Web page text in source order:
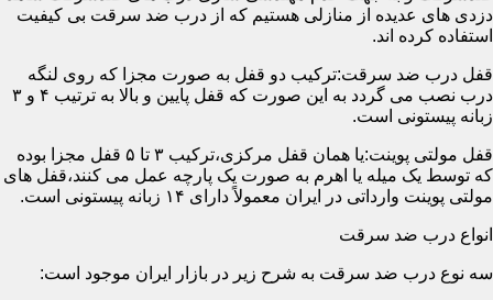
دزدی های عدیده از منازلی هستیم که از درب ضد سرقت بی کیفیت
استفاده کرده اند.
قفل درب ضد سرقت:ترکیب دو قفل به صورت مجزا که روی لنگه
درب نصب می گردد به این صورت که قفل پایین و بالا به ترتیب ۴ و ۳
زبانه پیستونی است.
قفل مولتی پوینت:یا همان قفل مرکزی،ترکیب ۳ تا ۵ قفل مجزا بوده
که توسط یک میله یا اهرم به صورت یک پارچه عمل می کنند،قفل های
مولتی پوینت وارداتی در ایران معمولاً دارای ۱۴ زبانه پیستونی است.
انواع درب ضد سرقت
سه نوع درب ضد سرقت به شرح زیر در بازار ایران موجود است: